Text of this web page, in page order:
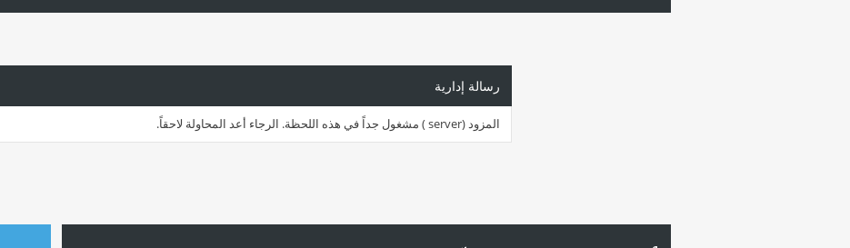
رسالة إدارية
المزود (server ) مشغول جداً في هذه اللحظة. الرجاء أعد المحاولة لاحقاً.